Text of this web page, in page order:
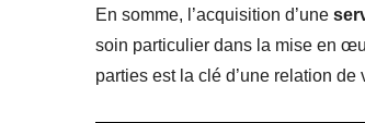
En somme, l’acquisition d’une
soin particulier dans la mise en
parties est la clé d’une relation de